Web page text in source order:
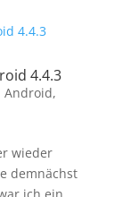
4.4.3
Android,
wieder
demnächst